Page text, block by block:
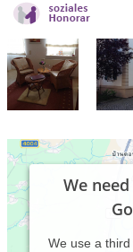
We
We use a